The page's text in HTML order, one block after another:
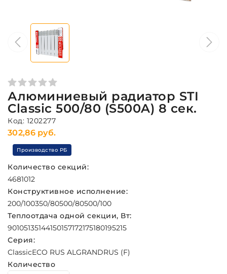
Алюминиевый радиатор STI
Classic 500/80 (S500A) 8 сек.
Код: 1202277
302,86 руб.
Производство РБ
Количество секций:
4681012
Конструктивное исполнение:
200/100350/80500/80500/100
Теплоотдача одной секции, Вт:
90105135144150157172175180195215
Серия:
ClassicECO RUS ALGRANDRUS (F)
Количество